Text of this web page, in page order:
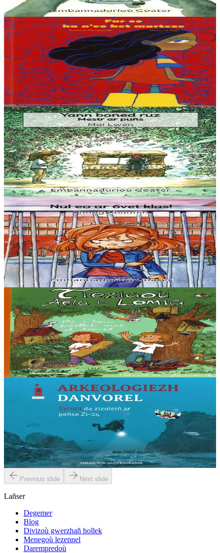
Er stok5,60 €
6 vloaz hag ouzhpenn
Goater
Fur ha n'eo ket marteze
« Mont d’ar c’horn a blij din ken-ha-ken. Eno, ne gavan ket hir ma
amzer morse. Pezh zo, d’ar c’horn ne vez kaset nemet lamponed. Ha
me zo unan, hep mar ebet....
Er stok15,00 €
3 bloaz hag ouzhpenn
Goater
Yann boned ruz, Mestr ar puñs
“Setu-me dihunet trumm, spontet gant ma gwallhunvre. Dre
vrumenn ma daoulagad e tamwelan bannoù lugernus al loar en he
c’hann oc’h en em silañ dre wask an...
Er stok5,60 €
3 bloaz hag ouzhpenn
Goater
Nul eo ar 6vet klas !
“Distro skol er 6vet klas :nullañ tra ar bed. Pegen bras eo ar skolaj !
Pa soñjan e skol gozh Diwan… Aze e oan e-touez ar re vrasañ, ar re
speredekañ, karet...
Er stok 5,60 €
5 bloaz hag ouzhpenn
Goater
Tiezigoù Aela ha Lomig
Titouroù, korfigelloù, alioù ha tresadennoù : peadra evit sikour ar
bevliesseurted d’en em staliañ el liorzhoù. Ur c’haier c’hoarius ha
gras dezhañ e c’haller...
Er stok12,00 €
Arkeologiezh danvorel
Dizoloit penaos e labour an arkeologourien ha penaos e treseont an
arverkoù evit diskoulmañ kevrin ar peñse Zi-24 ! Ar mor, mirdi
brasañ ar bed. Deuit ganin...
Er stok10,00 €
Previous slide Next slide
Lañser
Degemer
Blog
Divizoù gwerzhañ hollek
Menegoù lezennel
Darempredoù